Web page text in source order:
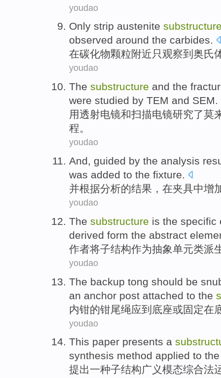
youdao
Only strip austenite
observed around the carbides.
在碳化物颗粒附近 只 观察到 奥氏
youdao
The substructure and the
were studied by TEM and SEM.
用透射电镜和扫描电镜研究了莫
程。
youdao
And, guided by the analysis
was added to the fixture.
并根据分析的结果 ，在夹具中增
youdao
The substructure is the specific
derived form the abstract
作者将子结构作为抽象单元类派
youdao
The backup tong should be
an anchor post attached to the
内钳的钳尾绳应到底座或固定在
youdao
This paper presents a
synthesis method applied to
提出一种子结构广义模态综合法